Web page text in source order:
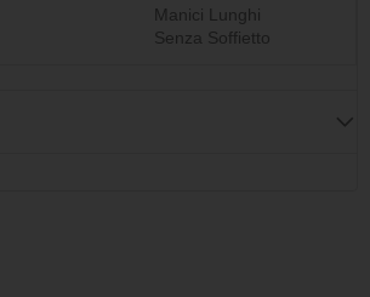
Manici Lunghi
Senza Soffietto